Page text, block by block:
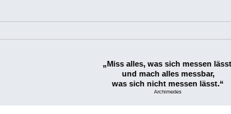
„Miss alles, was sich messen
und mach alles messbar,
was sich nicht messen lässt.“
Archimedes